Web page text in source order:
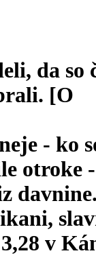
da so
[O
- ko
otroke
v